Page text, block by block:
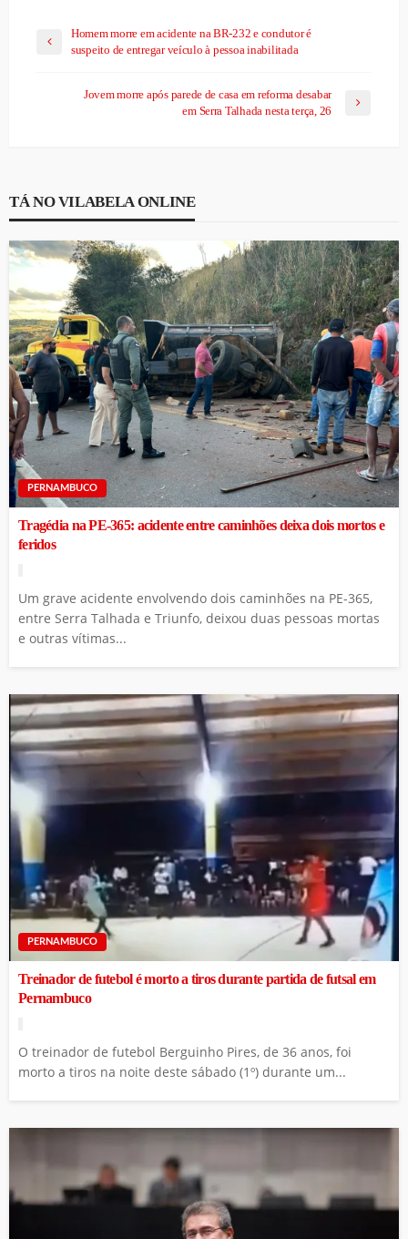
Homem morre em acidente na BR-232 e condutor é
suspeito de entregar veículo à pessoa inabilitada
Jovem morre após parede de casa em reforma desabar
em Serra Talhada nesta terça, 26
TÁ NO VILABELA ONLINE
PERNAMBUCO
Tragédia na PE-365: acidente entre caminhões deixa dois mortos e
feridos
Um grave acidente envolvendo dois caminhões na PE-365,
entre Serra Talhada e Triunfo, deixou duas pessoas mortas
e outras vítimas...
PERNAMBUCO
Treinador de futebol é morto a tiros durante partida de futsal em
Pernambuco
O treinador de futebol Berguinho Pires, de 36 anos, foi
morto a tiros na noite deste sábado (1º) durante um...